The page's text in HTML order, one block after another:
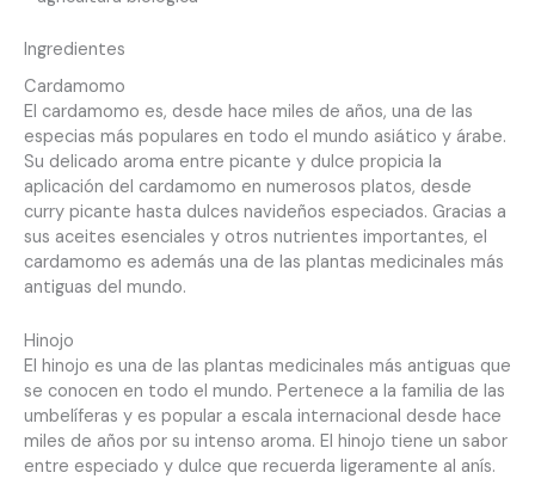
Ingredientes
Cardamomo
El cardamomo es, desde hace miles de años, una de las
especias más populares en todo el mundo asiático y árabe.
Su delicado aroma entre picante y dulce propicia la
aplicación del cardamomo en numerosos platos, desde
curry picante hasta dulces navideños especiados. Gracias a
sus aceites esenciales y otros nutrientes importantes, el
cardamomo es además una de las plantas medicinales más
antiguas del mundo.
Hinojo
El hinojo es una de las plantas medicinales más antiguas que
se conocen en todo el mundo. Pertenece a la familia de las
umbelíferas y es popular a escala internacional desde hace
miles de años por su intenso aroma. El hinojo tiene un sabor
entre especiado y dulce que recuerda ligeramente al anís.